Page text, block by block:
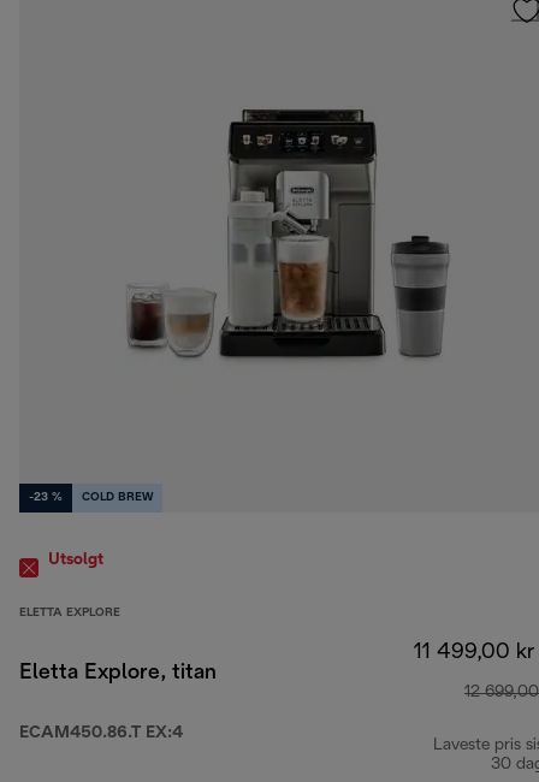
-23 % COLD BREW
Utsolgt
ELETTA EXPLORE
Eletta Explore, titan
ECAM450.86.T EX:4
11 499,00 kr
12
Laveste pris
30